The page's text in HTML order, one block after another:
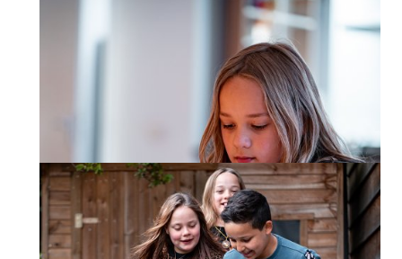
Duurzaamheid
Leren